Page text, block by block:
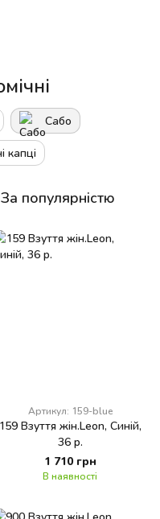
Сабо
капці
За популярністю
Артикул: 159-blue
159 Взуття жін.Leon, Синій,
36 р.
1 710 грн
В наявності